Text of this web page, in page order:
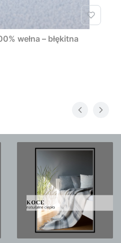
wełna – błękitna